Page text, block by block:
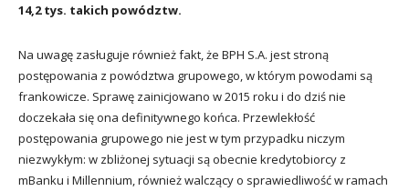
14,2 tys. takich powództw.
Na uwagę zasługuje również fakt, że BPH S.A. jest stroną
postępowania z powództwa grupowego, w którym powodami są
frankowicze. Sprawę zainicjowano w 2015 roku i do dziś nie
doczekała się ona definitywnego końca. Przewlekłość
postępowania grupowego nie jest w tym przypadku niczym
niezwykłym: w zbliżonej sytuacji są obecnie kredytobiorcy z
mBanku i Millennium, również walczący o sprawiedliwość w ramach